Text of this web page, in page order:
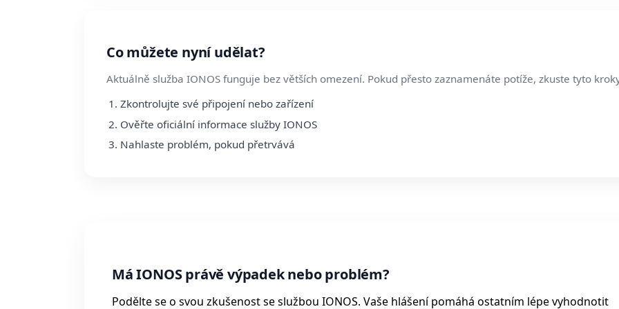
Co můžete nyní udělat?
Aktuálně služba IONOS funguje bez větších omezení. Pokud přesto zaznamenáte potíže, zkuste tyto
Zkontrolujte své připojení nebo zařízení
Ověřte oficiální informace služby IONOS
Nahlaste problém, pokud přetrvává
Má IONOS právě výpadek nebo problém?
Podělte se o svou zkušenost se službou IONOS. Vaše hlášení pomáhá ostatním lépe vyhodnotit